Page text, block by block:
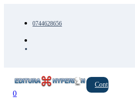
0744628656
Cont
0